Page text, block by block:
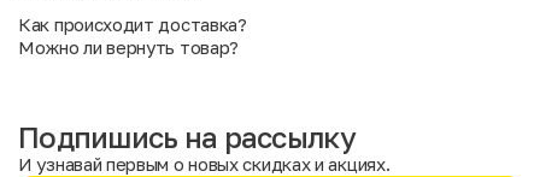
Как происходит доставка?
Можно ли вернуть товар?
Подпишись на рассылку
И узнавай первым о новых скидках и акциях.